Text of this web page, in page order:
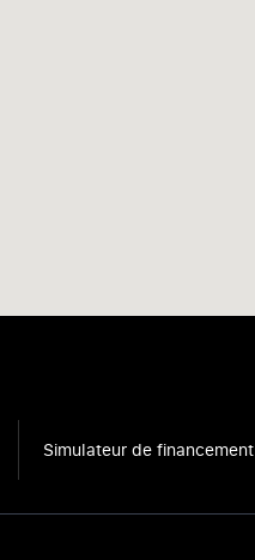
Simulateur de financement